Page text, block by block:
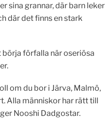
sina grannar, där barn leker
där det finns en stark
förfalla när oseriösa
om du bor i Järva, Malmö,
Alla människor har rätt till
Nooshi Dadgostar.